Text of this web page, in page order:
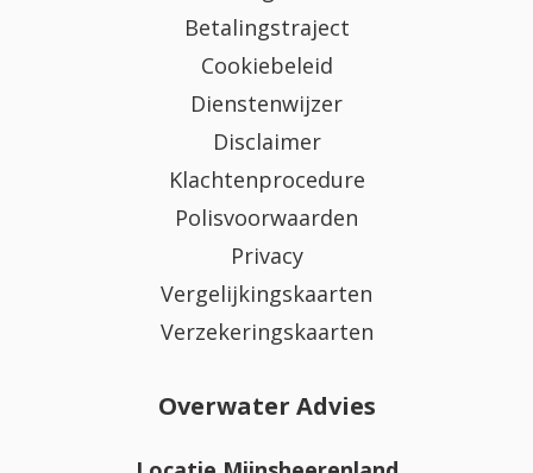
Betalingstraject
Cookiebeleid
Dienstenwijzer
Disclaimer
Klachtenprocedure
Polisvoorwaarden
Privacy
Vergelijkingskaarten
Verzekeringskaarten
Overwater Advies